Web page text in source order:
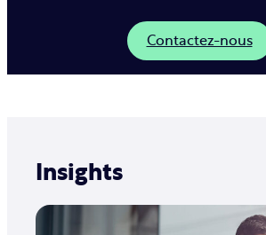
Contactez-nous
Insights